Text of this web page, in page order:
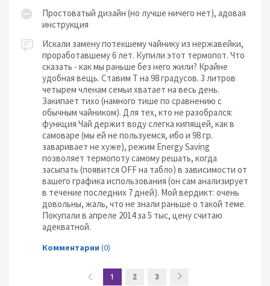
Простоватый дизайн (но лучше ничего нет), адовая
инструкция
Искали замену потекшему чайнику из нержавейки,
проработавшему 6 лет. Купили этот термопот. Что
сказать - как мы раньше без него жили? Крайне
удобная вещь. Ставим Т на 98 градусов. 3 литров
четырем членам семьи хватает на весь день.
Закипает тихо (намного тише по сравнению с
обычным чайником). Для тех, кто не разобрался:
функция Чай держит воду слегка кипящей, как в
самоваре (мы ей не пользуемся, ибо и 98 гр.
заваривает не хуже), режим Energy Saving
позволяет термопоту самому решать, когда
засыпать (появится OFF на табло) в зависимости от
вашего графика использования (он сам анализирует
в течение последних 7 дней). Мой вердикт: очень
довольны, жаль, что не знали раньше о такой теме.
Покупали в апреле 2014 за 5 тыс, цену считаю
адекватной.
Комментарии (0)
1 2 3